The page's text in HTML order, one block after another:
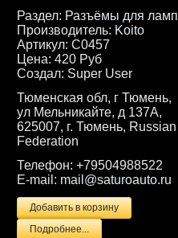
Раздел: Разъёмы для ламп
Производитель: Koito
Артикул:C0457
Цена:420 Руб
Создал: Super User
Тюменская обл, г Тюмень,
ул Мельникайте, д 137А,
625007, г. Тюмень, Russian
Federation
Телефон:+79504988522
E-mail: mail@saturoauto.ru
Подробнее...